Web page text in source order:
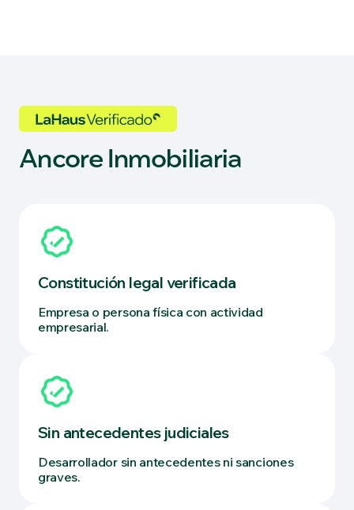
Ancore Inmobiliaria
Constitución legal verificada
Empresa o persona física con actividad
empresarial.
Sin antecedentes judiciales
Desarrollador sin antecedentes ni sanciones
graves.